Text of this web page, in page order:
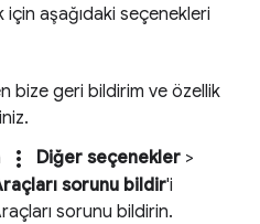
için aşağıdaki seçenekleri
bize geri bildirim ve özellik
more_vert Diğer seçenekler >
sorunu bildir'i
sorunu bildirin.